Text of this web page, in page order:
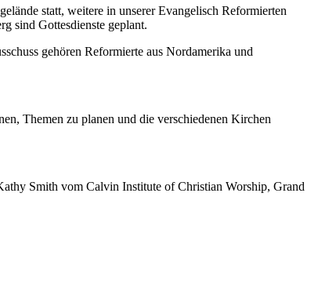
statt, weitere in unserer Evangelisch Reformierten
sind Gottesdienste geplant.
gehören Reformierte aus Nordamerika und
Themen zu planen und die verschiedenen Kirchen
Smith vom Calvin Institute of Christian Worship, Grand